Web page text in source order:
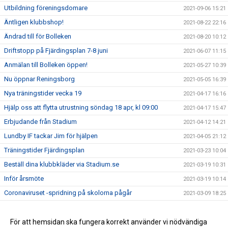
Utbildning föreningsdomare 2021-09-06 15:21
Äntligen klubbshop! 2021-08-22 22:16
Ändrad till för Bolleken 2021-08-20 10:12
Driftstopp på Fjärdingsplan 7-8 juni 2021-06-07 11:15
Anmälan till Bolleken öppen! 2021-05-27 10:39
Nu öppnar Reningsborg 2021-05-05 16:39
Nya träningstider vecka 19 2021-04-17 16:16
Hjälp oss att flytta utrustning söndag 18 apr, kl 09:00 2021-04-17 15:47
Erbjudande från Stadium 2021-04-12 14:21
Lundby IF tackar Jim för hjälpen 2021-04-05 21:12
Träningstider Fjärdingsplan 2021-03-23 10:04
Beställ dina klubbkläder via Stadium.se 2021-03-19 10:31
Inför årsmöte 2021-03-19 10:14
Coronaviruset -spridning på skolorna pågår 2021-03-09 18:25
Årsmöte 21 mars 2021-03-02 12:58
För att hemsidan ska fungera korrekt använder vi nödvändiga